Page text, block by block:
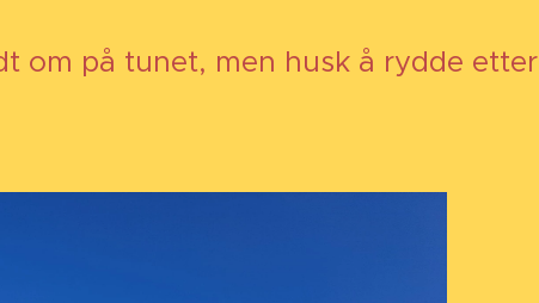
om på tunet, men husk å rydde etter